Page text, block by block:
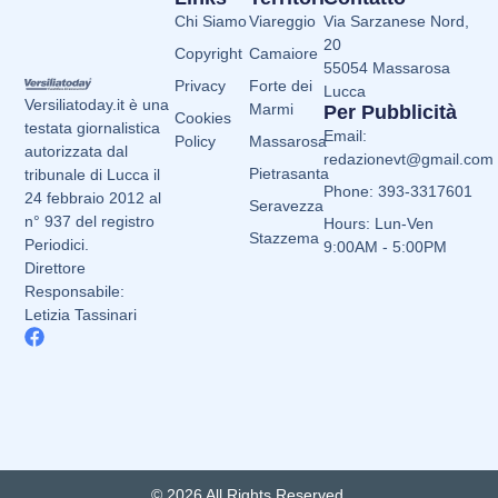
Versiliatoday.it è una
testata giornalistica
autorizzata dal
tribunale di Lucca il
24 febbraio 2012 al
n° 937 del registro
Periodici.
Direttore
Responsabile:
Letizia Tassinari
Viareggio
Camaiore
Forte dei
Marmi
Massarosa
Pietrasanta
Seravezza
Stazzema
Chi Siamo
Copyright
Privacy
Cookies
Policy
Via Sarzanese Nord,
20
55054 Massarosa
Lucca
Per Pubblicità
Email:
redazionevt@gmail.com
Phone: 393-3317601
Hours: Lun-Ven
9:00AM - 5:00PM